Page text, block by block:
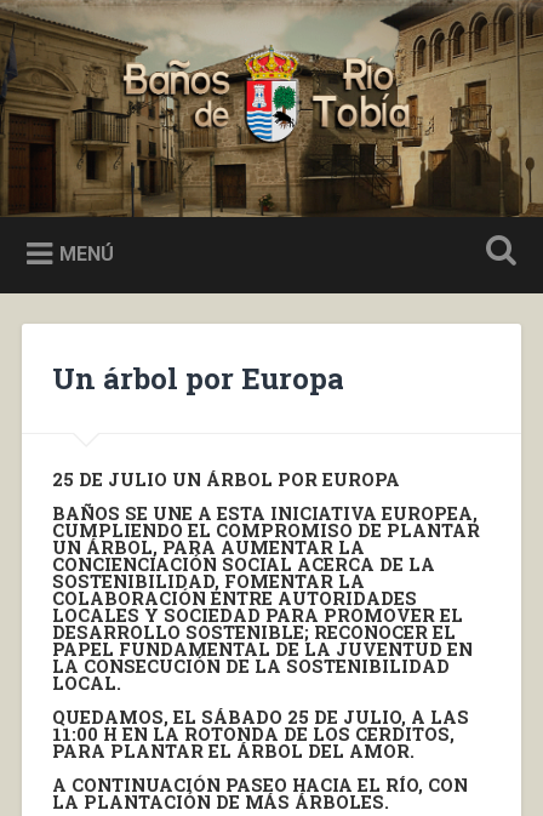
Saltar
al
contenido
Buscar
Baños de Río Tobía
MENÚ
Un árbol por Europa
25 DE JULIO UN ÁRBOL POR EUROPA
BAÑOS SE UNE A ESTA INICIATIVA EUROPEA,
CUMPLIENDO EL COMPROMISO DE PLANTAR
UN ÁRBOL, PARA AUMENTAR LA
CONCIENCIACIÓN SOCIAL ACERCA DE LA
SOSTENIBILIDAD, FOMENTAR LA
COLABORACIÓN ENTRE AUTORIDADES
LOCALES Y SOCIEDAD PARA PROMOVER EL
DESARROLLO SOSTENIBLE; RECONOCER EL
PAPEL FUNDAMENTAL DE LA JUVENTUD EN
LA CONSECUCIÓN DE LA SOSTENIBILIDAD
LOCAL.
QUEDAMOS, EL SÁBADO 25 DE JULIO, A LAS
11:00 H EN LA ROTONDA DE LOS CERDITOS,
PARA PLANTAR EL ÁRBOL DEL AMOR.
A CONTINUACIÓN PASEO HACIA EL RÍO, CON
LA PLANTACIÓN DE MÁS ÁRBOLES.